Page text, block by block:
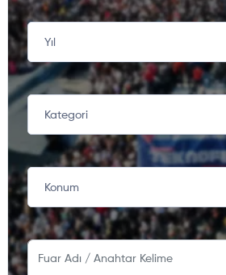
Yıl
Kategori
Konum